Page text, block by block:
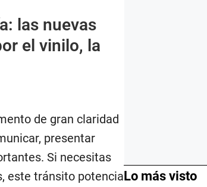
las nuevas
el vinilo, la
de gran claridad
presentar
Si necesitas
este tránsito potenciaLo más visto